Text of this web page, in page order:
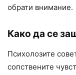
обрати внимание.
Како да се
Психолозите
сопствените